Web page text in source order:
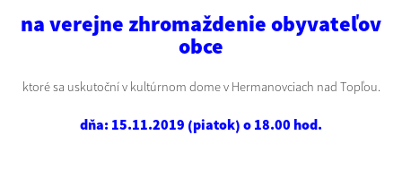
na verejne zhromaždenie obyvateľov
obce
ktoré sa uskutoční v kultúrnom dome v Hermanovciach nad Topľou.
dňa: 15.11.2019 (piatok) o 18.00 hod.